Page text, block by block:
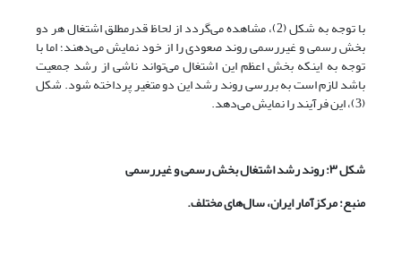
با توجه به شکل (2)، مشاهده می‌گردد از لحاظ قدرمطلق اشتغال هر دو
بخش رسمی و غیررسمی روند صعودی را از خود نمایش می‌دهند؛ اما با
توجه به اینکه بخش اعظم این اشتغال می‌تواند ناشی از رشد جمعیت
باشد لازم است به بررسی روند رشد این دو متغیر پرداخته شود. شکل
(3)، این فرآیند را نمایش می‌دهد.
شکل ۳: روند رشد اشتغال بخش رسمی و غیررسمی
منبع: مرکزآمار ایران، سال‌های مختلف.